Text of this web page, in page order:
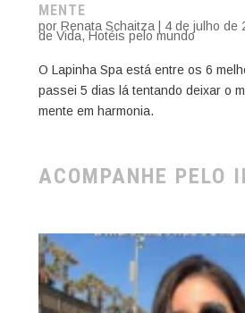
MENTE
por Renata Schaitza| 4 de julho de
de Vida, Hotéis pelo mundo
O Lapinha Spa está entre os 6
passei 5 dias lá tentando deixar o
mente em harmonia.
ACOMPANHE PELO